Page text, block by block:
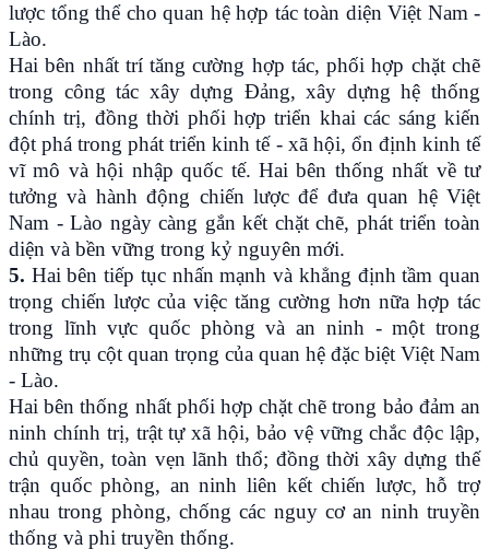
lược tổng thể cho quan hệ hợp tác toàn diện Việt Nam -
Lào.
Hai bên nhất trí tăng cường hợp tác, phối hợp chặt chẽ
trong công tác xây dựng Đảng, xây dựng hệ thống
chính trị, đồng thời phối hợp triển khai các sáng kiến
đột phá trong phát triển kinh tế - xã hội, ổn định kinh tế
vĩ mô và hội nhập quốc tế. Hai bên thống nhất về tư
tưởng và hành động chiến lược để đưa quan hệ Việt
Nam - Lào ngày càng gắn kết chặt chẽ, phát triển toàn
diện và bền vững trong kỷ nguyên mới.
5. Hai bên tiếp tục nhấn mạnh và khẳng định tầm quan
trọng chiến lược của việc tăng cường hơn nữa hợp tác
trong lĩnh vực quốc phòng và an ninh - một trong
những trụ cột quan trọng của quan hệ đặc biệt Việt Nam
- Lào.
Hai bên thống nhất phối hợp chặt chẽ trong bảo đảm an
ninh chính trị, trật tự xã hội, bảo vệ vững chắc độc lập,
chủ quyền, toàn vẹn lãnh thổ; đồng thời xây dựng thế
trận quốc phòng, an ninh liên kết chiến lược, hỗ trợ
nhau trong phòng, chống các nguy cơ an ninh truyền
thống và phi truyền thống.